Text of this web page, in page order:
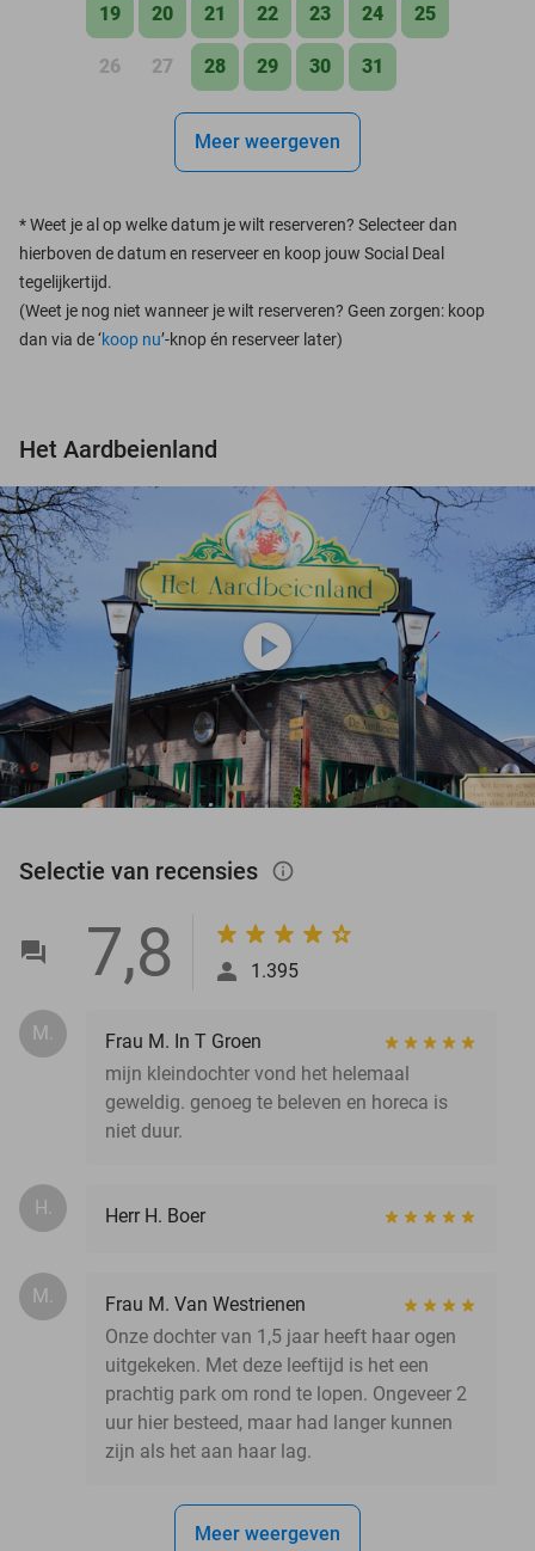
19 20 21 22 23 24 25
26 27 28 29 30 31
Meer weergeven
*Weet je al op welke datum je wilt reserveren? Selecteer dan
hierboven de datum en reserveer en koop jouw Social Deal
tegelijkertijd.
(Weet je nog niet wanneer je wilt reserveren? Geen zorgen: koop
dan via de ‘koop nu’-knop én reserveer later)
Het Aardbeienland
play_circle
Selectie van recensies info_outlined
7,8 1.395
M.
Frau M. In T Groen
mijn kleindochter vond het helemaal
geweldig. genoeg te beleven en horeca is
niet duur.
H. Herr H. Boer
M.
Frau M. Van Westrienen
Onze dochter van 1,5 jaar heeft haar ogen
uitgekeken. Met deze leeftijd is het een
prachtig park om rond te lopen. Ongeveer 2
uur hier besteed, maar had langer kunnen
zijn als het aan haar lag.
Meer weergeven